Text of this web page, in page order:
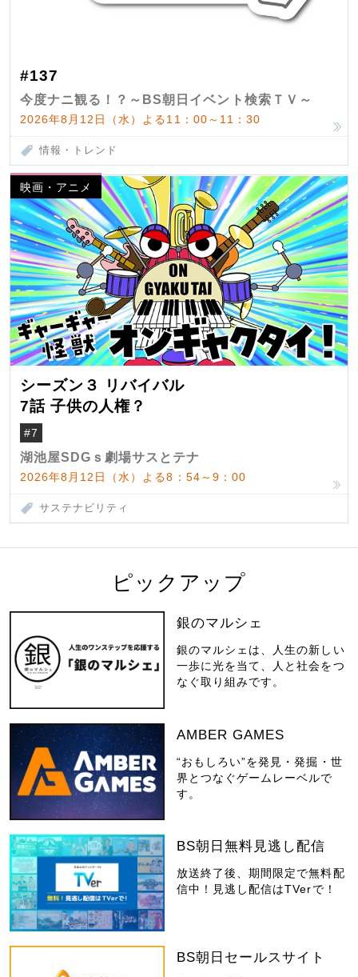
#137
今度ナニ観る！？～BS朝日イベント検索ＴＶ～
2026年8月12日（水）よる11：00～11：30
情報・トレンド
映画・アニメ
シーズン３ リバイバル
7話 子供の人権？
#7
湖池屋SDGｓ劇場サスとテナ
2026年8月12日（水）よる8：54～9：00
サステナビリティ
ピックアップ
銀のマルシェ
銀のマルシェは、人生の新しい
一歩に光を当て、人と社会をつ
なぐ取り組みです。
AMBER GAMES
“おもしろい”を発見・発掘・世
界とつなぐゲームレーベルで
す。
BS朝日無料見逃し配信
放送終了後、期間限定で無料配
信中！見逃し配信はTVerで！
BS朝日セールスサイト